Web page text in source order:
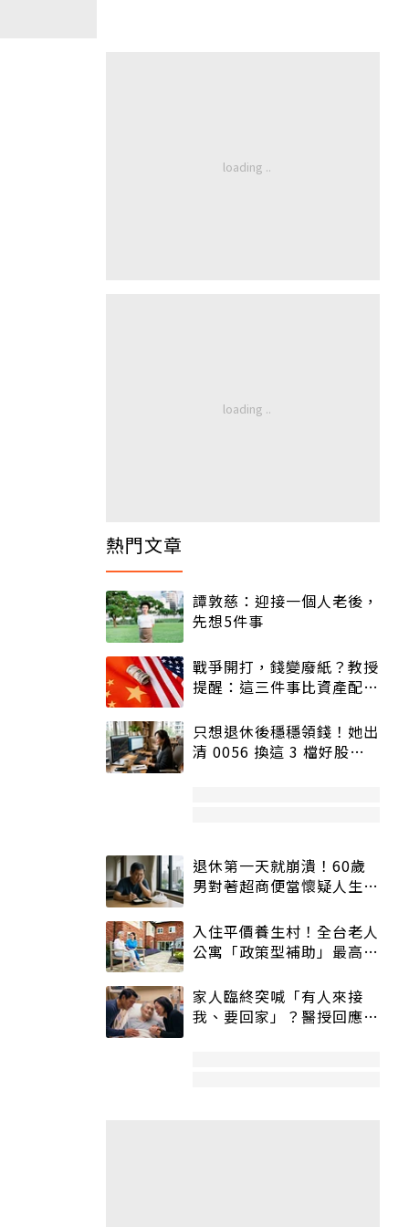
熱門文章
譚敦慈：迎接一個人老後，
先想5件事
戰爭開打，錢變廢紙？教授
提醒：這三件事比資產配置
只想退休後穩穩領錢！她出
清 0056 換這 3 檔好股：
退休第一天就崩潰！60歲
男對著超商便當懷疑人生
入住平價養生村！全台老人
公寓「政策型補助」最高打
家人臨終突喊「有人來接
我、要回家」？醫授回應方